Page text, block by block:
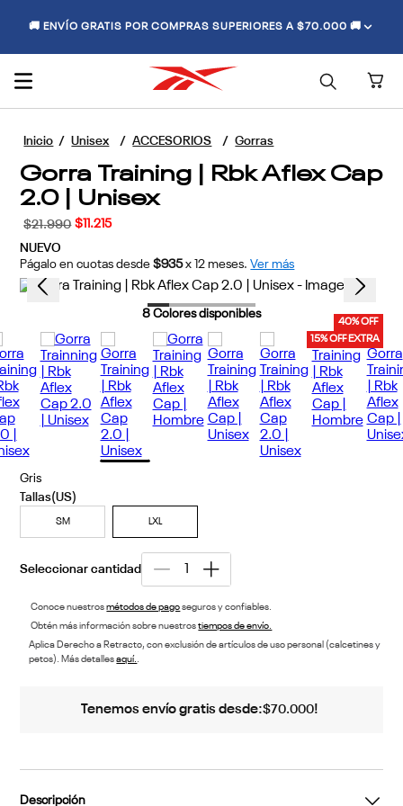
🚚 ENVÍO GRATIS POR COMPRAS SUPERIORES A $70.000 🚚
Unisex ACCESORIOS Gorras
Gorra Training | Rbk Aflex Cap
2.0 | Unisex
$21.990 $ .215
NUEVO
Págalo en cuotas desde $935 x 12 meses. Ver más
40% OFF
15% OFF EXTRA
8 Colores disponibles
Gris
SM LXL
Conoce nuestrosmétodos de pagoseguros y confiables.
Obtén más información sobre nuestrostiempos de envío.
Aplica Derecho a Retracto, con exclusión de artículos de uso personal (calcetines y
petos). Más detallesaquí..
Tenemos envío gratis desde:$70.000!
Descripción